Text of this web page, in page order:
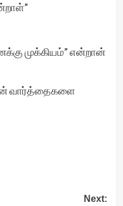
முக்கியம்” என்றான்
வார்த்தைகளை
Next: